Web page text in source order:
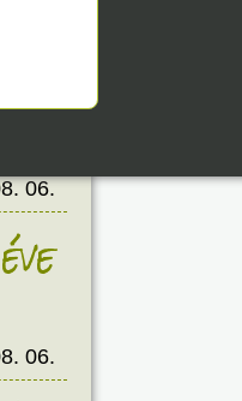
06.
éve
06.